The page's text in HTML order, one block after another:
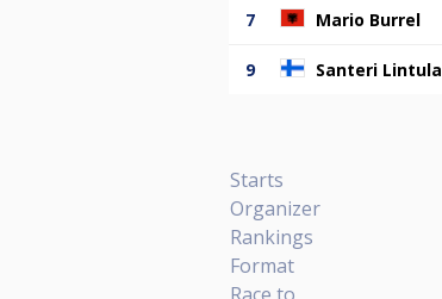
7 Mario Burrel
9 Santeri Lintula
Starts
Organizer
Rankings
Format